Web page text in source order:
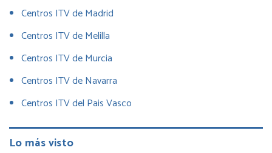
Centros ITV de Madrid
Centros ITV de Melilla
Centros ITV de Murcia
Centros ITV de Navarra
Centros ITV del Pais Vasco
Lo más visto